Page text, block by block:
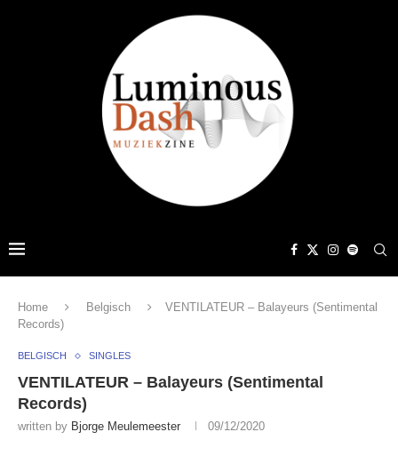
Home Belgisch
VENTILATEUR – Balayeurs (Sentimental
Records)
BELGISCH SINGLES
VENTILATEUR – Balayeurs (Sentimental
Records)
written by Bjorge Meulemeester 09/12/2020